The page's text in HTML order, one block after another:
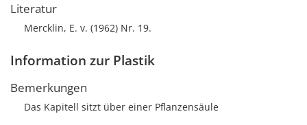
Literatur
Mercklin, E. v. (1962) Nr. 19.
Information zur Plastik
Bemerkungen
Das Kapitell sitzt über einer Pflanzensäule